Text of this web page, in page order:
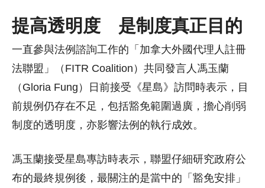
提高透明度 是制度真正目的
一直參與法例諮詢工作的「加拿大外國代理人註冊
法聯盟」（FITR Coalition）共同發言人馮玉蘭
（Gloria Fung）日前接受《星島》訪問時表示，目
前規例仍存在不足，包括豁免範圍過廣，擔心削弱
制度的透明度，亦影響法例的執行成效。
馮玉蘭接受星島專訪時表示，聯盟仔細研究政府公
布的最終規例後，最關注的是當中的「豁免安排」